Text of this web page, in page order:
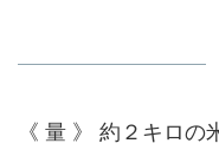
《 量 》 約２キロ